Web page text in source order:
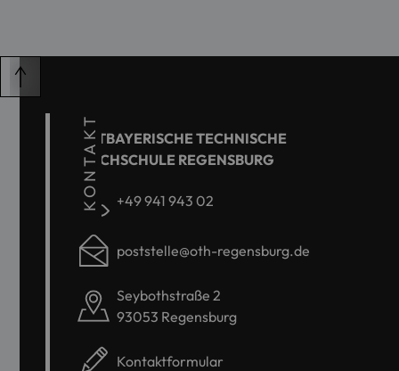
KONTAKT
OSTBAYERISCHE TECHNISCHE
HOCHSCHULE REGENSBURG
+49 941 943 02
poststelle@oth-regensburg.de
Seybothstraße 2
93053 Regensburg
Kontaktformular